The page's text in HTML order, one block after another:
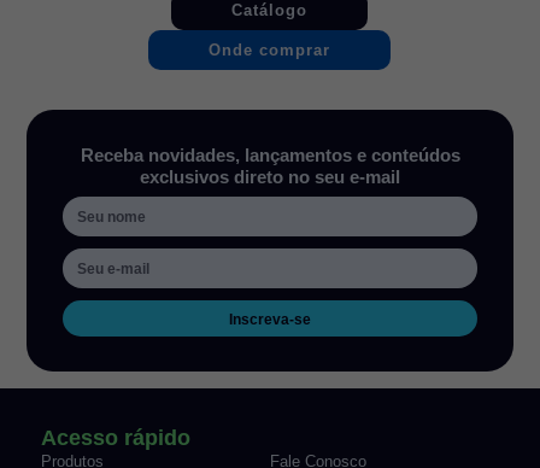
Catálogo
Onde comprar
Receba novidades, lançamentos e conteúdos
exclusivos direto no seu e-mail
Inscreva-se
Acesso rápido
Produtos Fale Conosco